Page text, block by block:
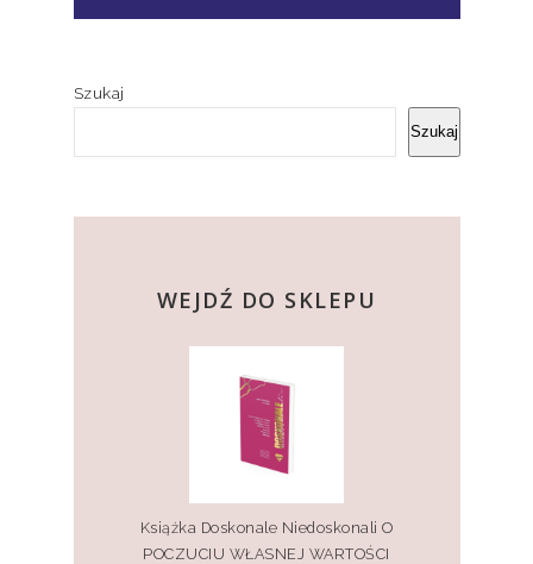
Szukaj
Szukaj
kup teraz
WEJDŹ DO SKLEPU
Książka Doskonale Niedoskonali O
POCZUCIU WŁASNEJ WARTOŚCI